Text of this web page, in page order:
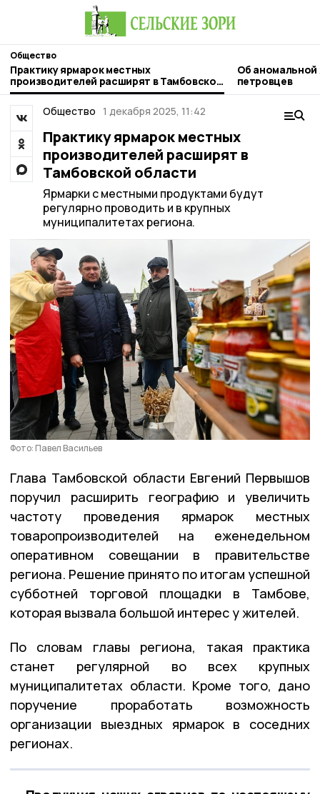
Общество
Практику ярмарок местных
производителей расширят в Тамбовской
области
Об
петровцев
Общество 1 декабря 2025, 11:42
Практику ярмарок местных
производителей расширят в
Тамбовской области
Ярмарки с местными продуктами будут
регулярно проводить и в крупных
муниципалитетах региона.
Фото: Павел Васильев
Глава Тамбовской области Евгений Первышов
поручил расширить географию и увеличить
частоту проведения ярмарок местных
товаропроизводителей на еженедельном
оперативном совещании в правительстве
региона. Решение принято по итогам успешной
субботней торговой площадки в Тамбове,
которая вызвала большой интерес у жителей.
По словам главы региона, такая практика
станет регулярной во всех крупных
муниципалитетах области. Кроме того, дано
поручение проработать возможность
организации выездных ярмарок в соседних
регионах.